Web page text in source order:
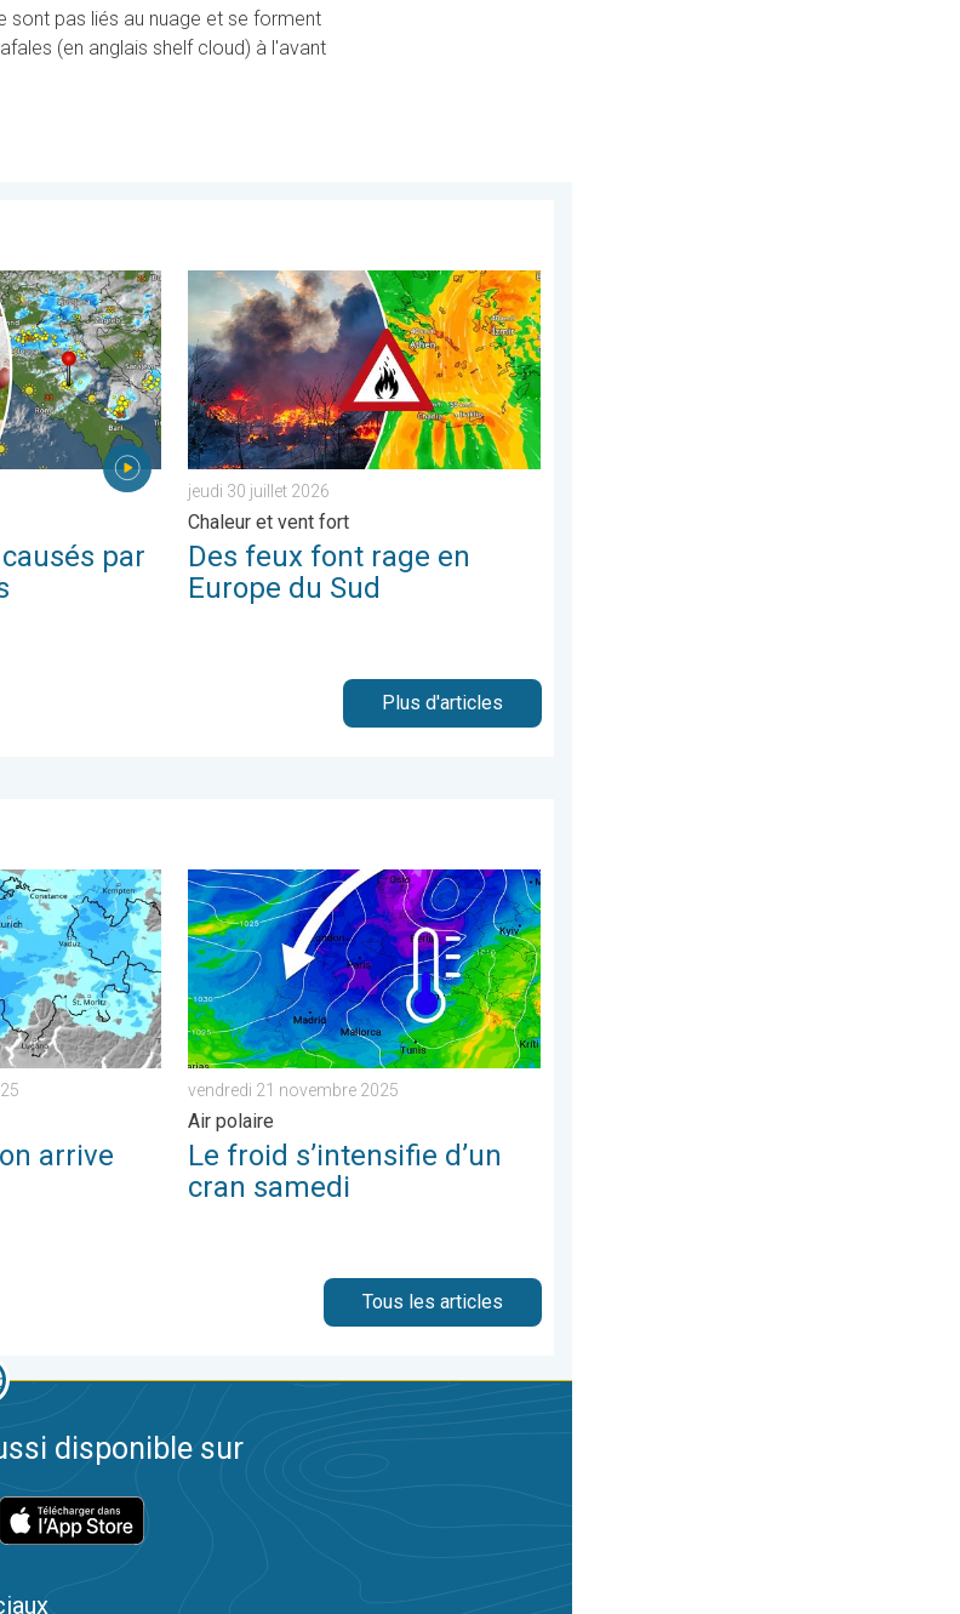
sont pas liés au nuage et se forment
(en anglais shelf cloud) à l'avant
21 juillet 2026
les intempéries. Côte adriatique. . . mercredi 22 juillet 2026
par
Des feux font rage en Europe du Sud. Chaleur et vent fort. . . jeudi 30 juillet 2026
jeudi 30 juillet 2026
Chaleur et vent fort
Des feux font rage en
Europe du Sud
Plus d'articles
21 novembre 2025
la Suisse. De la pluie au menu. . . dimanche 7 décembre 2025
arrive
Le froid s’intensifie d’un cran samedi. Air polaire. . . vendredi 21 novembre 2025
vendredi 21 novembre 2025
Air polaire
Le froid s’intensifie d’un
cran samedi
Tous les articles
disponible sur